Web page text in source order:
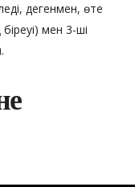
дегенмен, өте
мен 3-ші